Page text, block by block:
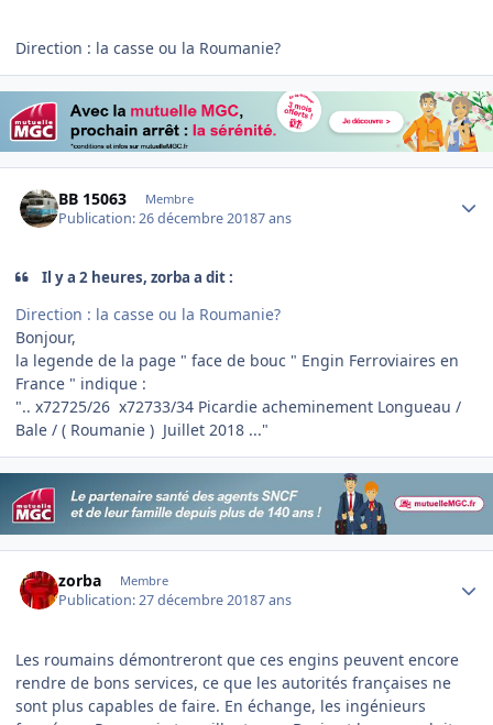
Direction : la casse ou la Roumanie?
BB 15063 Membre
Publication:26 décembre 20187 ans
Il y a 2 heures, zorba a dit :
Direction : la casse ou la Roumanie?
Bonjour,
la legende de la page " face de bouc " Engin Ferroviaires en
France " indique :
".. x72725/26 x72733/34 Picardie acheminement Longueau /
Bale / ( Roumanie ) Juillet 2018 ..."
zorba Membre
Publication:27 décembre 20187 ans
Les roumains démontreront que ces engins peuvent encore
rendre de bons services, ce que les autorités françaises ne
sont plus capables de faire. En échange, les ingénieurs